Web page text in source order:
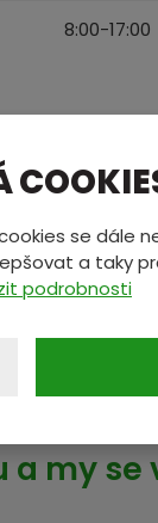
8:00-17:00
a my se
se dále
a taky
podrobnosti